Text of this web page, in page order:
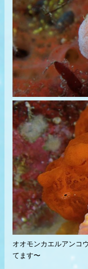
オオモンカエルアンコ
てます〜